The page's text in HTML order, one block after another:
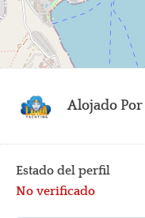
Alojado Por
Estado del perfil
No verificado